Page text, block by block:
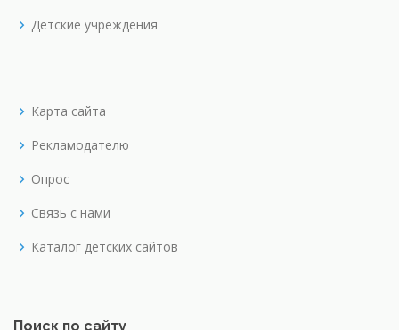
Детские учреждения
Карта сайта
Рекламодателю
Опрос
Связь с нами
Каталог детских сайтов
Поиск по сайту